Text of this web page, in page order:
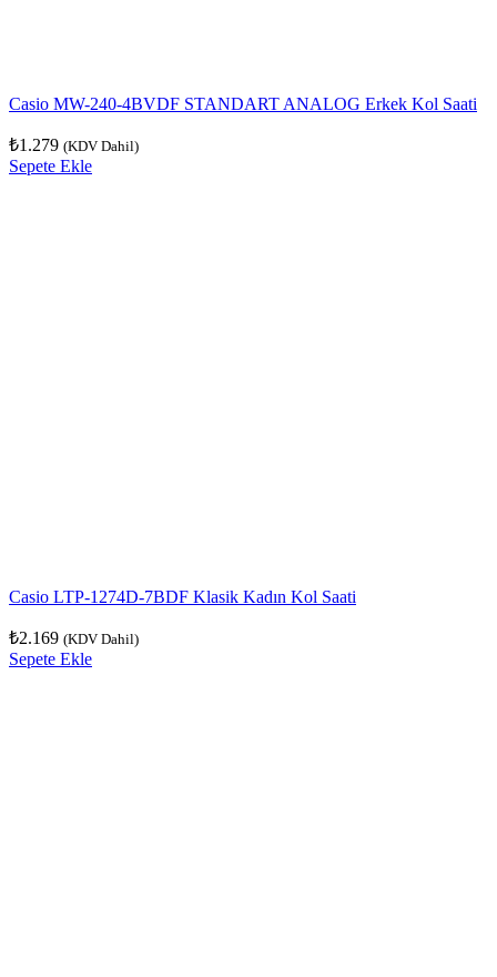
Casio MW-240-4BVDF STANDART ANALOG Erkek Kol Saati
₺1.279 (KDV Dahil)
Sepete Ekle
Casio LTP-1274D-7BDF Klasik Kadın Kol Saati
₺2.169 (KDV Dahil)
Sepete Ekle